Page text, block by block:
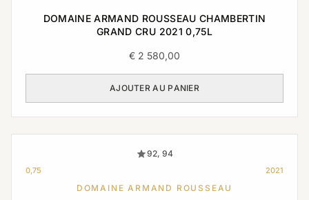
DOMAINE ARMAND ROUSSEAU CHAMBERTIN
GRAND CRU 2021 0,75L
€ 2 580,00
AJOUTER AU PANIER
92, 94
0,75 2021
DOMAINE ARMAND ROUSSEAU